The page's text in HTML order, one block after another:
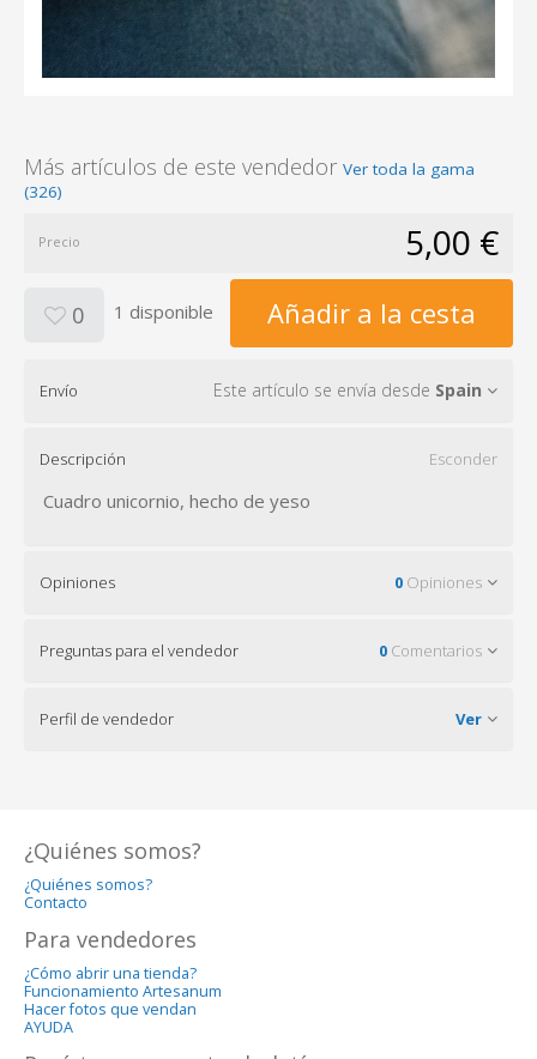
Más artículos de este vendedor Ver toda la gama
(326)
Precio 5,00 €
0 1 disponible Añadir a la cesta
Envío Este artículo se envía desde Spain
Descripción Esconder
Cuadro unicornio, hecho de yeso
Opiniones 0 Opiniones
Preguntas para el vendedor 0 Comentarios
Perfil de vendedor Ver
¿Quiénes somos?
¿Quiénes somos?
Contacto
Para vendedores
¿Cómo abrir una tienda?
Funcionamiento Artesanum
Hacer fotos que vendan
AYUDA